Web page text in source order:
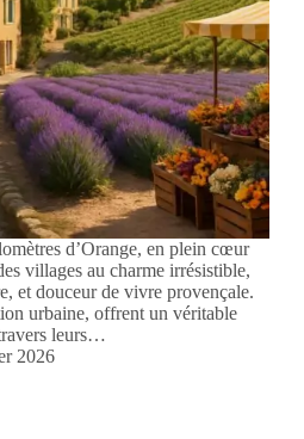
d’Orange, en plein cœur
villages au charme irrésistible,
et douceur de vivre provençale.
urbaine, offrent un véritable
leurs…
2026